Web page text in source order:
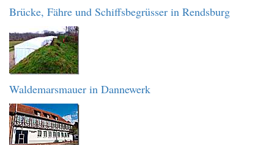
Brücke, Fähre und Schiffsbegrüsser in Rendsburg
Waldemarsmauer in Dannewerk